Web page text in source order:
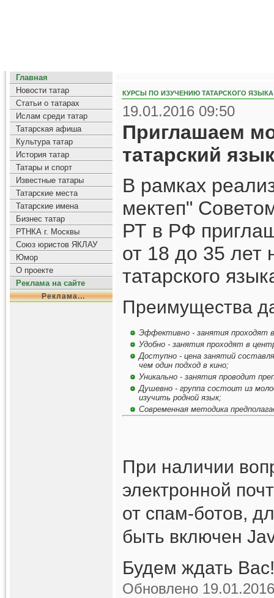
Главная
Новости татар
Статьи о татарах
Ислам среди татар
Татарская афиша
Культура татар
История татар
Татары и спорт
Известные татары
Татарские места
Татарские имена
Бизнес татар
РТНКА г. Москвы
Союз юристов ЯКЛАУ
Юмор
О проекте
Реклама на сайте
Реклама...
КУРСЫ ПО ИЗУЧЕНИЮ ТАТАРСКОГО ЯЗЫКА
19.01.2016 09:50
Приглашаем
татарский
В рамках
мектеп"
РТ в РФ
от 18 до 35 лет
татарского
Преимущества
Эффективно - занятия проходят
Удобно - занятия проходят в
Доступно - цена занятий
чем один подход в кино;
Уникально - занятия проводит
Душевно - группа состоит из
изучить родной язык;
Современная методика
При наличии
электронной
от спам-ботов,
быть включен
Будем ждать
Обновлено